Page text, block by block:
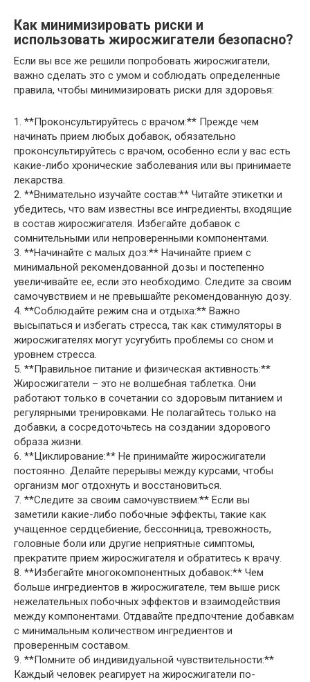
Как минимизировать риски и
использовать жиросжигатели безопасно?
Если вы все же решили попробовать жиросжигатели,
важно сделать это с умом и соблюдать определенные
правила, чтобы минимизировать риски для здоровья:
1. **Проконсультируйтесь с врачом:** Прежде чем
начинать прием любых добавок, обязательно
проконсультируйтесь с врачом, особенно если у вас есть
какие-либо хронические заболевания или вы принимаете
лекарства.
2. **Внимательно изучайте состав:** Читайте этикетки и
убедитесь, что вам известны все ингредиенты, входящие
в состав жиросжигателя. Избегайте добавок с
сомнительными или непроверенными компонентами.
3. **Начинайте с малых доз:** Начинайте прием с
минимальной рекомендованной дозы и постепенно
увеличивайте ее, если это необходимо. Следите за своим
самочувствием и не превышайте рекомендованную дозу.
4. **Соблюдайте режим сна и отдыха:** Важно
высыпаться и избегать стресса, так как стимуляторы в
жиросжигателях могут усугубить проблемы со сном и
уровнем стресса.
5. **Правильное питание и физическая активность:**
Жиросжигатели – это не волшебная таблетка. Они
работают только в сочетании со здоровым питанием и
регулярными тренировками. Не полагайтесь только на
добавки, а сосредоточьтесь на создании здорового
образа жизни.
6. **Циклирование:** Не принимайте жиросжигатели
постоянно. Делайте перерывы между курсами, чтобы
организм мог отдохнуть и восстановиться.
7. **Следите за своим самочувствием:** Если вы
заметили какие-либо побочные эффекты, такие как
учащенное сердцебиение, бессонница, тревожность,
головные боли или другие неприятные симптомы,
прекратите прием жиросжигателя и обратитесь к врачу.
8. **Избегайте многокомпонентных добавок:** Чем
больше ингредиентов в жиросжигателе, тем выше риск
нежелательных побочных эффектов и взаимодействия
между компонентами. Отдавайте предпочтение добавкам
с минимальным количеством ингредиентов и
проверенным составом.
9. **Помните об индивидуальной чувствительности:**
Каждый человек реагирует на жиросжигатели по-